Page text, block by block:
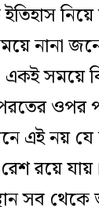
ইতিহাসনিয়ে
নানা
একই সময়ে
ওপর
এই নয়
রয়ে
সব